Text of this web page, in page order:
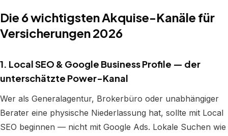
Die 6 wichtigsten Akquise-Kanäle für
Versicherungen 2026
1. Local SEO & Google Business Profile — der
unterschätzte Power-Kanal
Wer als Generalagentur, Brokerbüro oder unabhängiger
Berater eine physische Niederlassung hat, sollte mit Local
SEO beginnen — nicht mit Google Ads. Lokale Suchen wie